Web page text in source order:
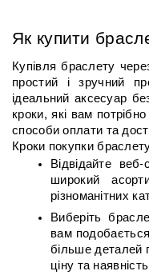
Як купити
Купівля браслету
простий і зручний
ідеальний аксесуар
кроки, які вам
способи оплати та
Кроки покупки
Відвідайте
широкий
різноманітних
Виберіть
вам
більше деталей
ціну та